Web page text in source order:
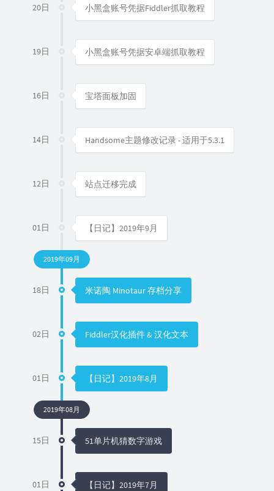
20日 小黑盒账号凭据Fiddler抓取教程
19日 小黑盒账号凭据安卓端抓取教程
16日 宝塔面板加固
14日 Handsome主题修改记录 - 适用于5.3.1
12日 站点迁移完成
01日 【日记】2019年9月
2019年09月
18日 米诺陶 Minotaur 存档分享
02日 Fiddler汉化插件 & 汉化文本
01日 【日记】2019年8月
2019年08月
15日 51单片机猜数字游戏
01日 【日记】2019年7月